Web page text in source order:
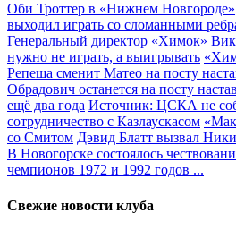
Оби Троттер в «Нижнем Новгороде»
выходил играть со сломанными
Генеральный директор «Химок»
нужно не играть, а выигрывать
Репеша сменит Матео на посту
Обрадович останется на посту
ещё два года Источник: ЦСКА не
сотрудничество с Казлаускасом
со Смитом Дэвид Блатт вызвал
В Новогорске состоялось
чемпионов 1972 и 1992 годов ...
Свежие новости клуба